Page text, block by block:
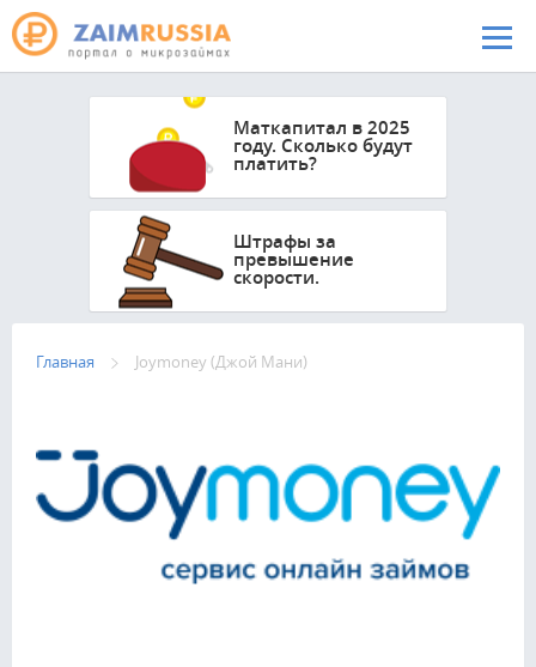
Перейти к основному содержанию
Маткапитал в 2025
году. Сколько будут
платить?
Штрафы за
превышение
скорости.
Главная Joymoney (Джой Мани)